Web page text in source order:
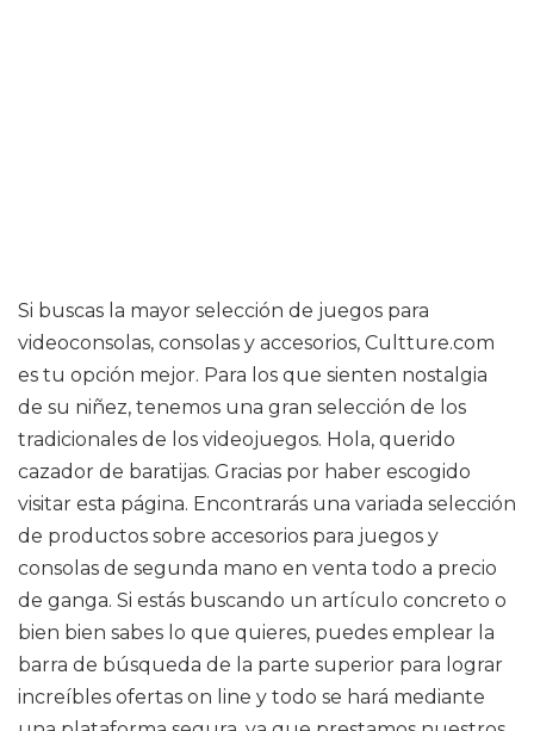
Si buscas la mayor selección de juegos para
videoconsolas, consolas y accesorios, Cultture.com
es tu opción mejor. Para los que sienten nostalgia
de su niñez, tenemos una gran selección de los
tradicionales de los videojuegos. Hola, querido
cazador de baratijas. Gracias por haber escogido
visitar esta página. Encontrarás una variada selección
de productos sobre accesorios para juegos y
consolas de segunda mano en venta todo a precio
de ganga. Si estás buscando un artículo concreto o
bien bien sabes lo que quieres, puedes emplear la
barra de búsqueda de la parte superior para lograr
increíbles ofertas on line y todo se hará mediante